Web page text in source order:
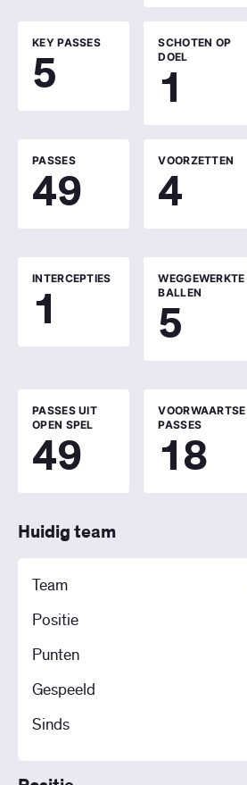
KEY PASSES
5
SCHOTEN OP
DOEL
1
PASSES
49
VOORZETTEN
4
INTERCEPTIES
1
WEGGEWERKTE
BALLEN
5
PASSES UIT
OPEN SPEL
49
VOORWAARTSE
PASSES
18
Huidig team
Team
Positie
Punten
Gespeeld
Sinds